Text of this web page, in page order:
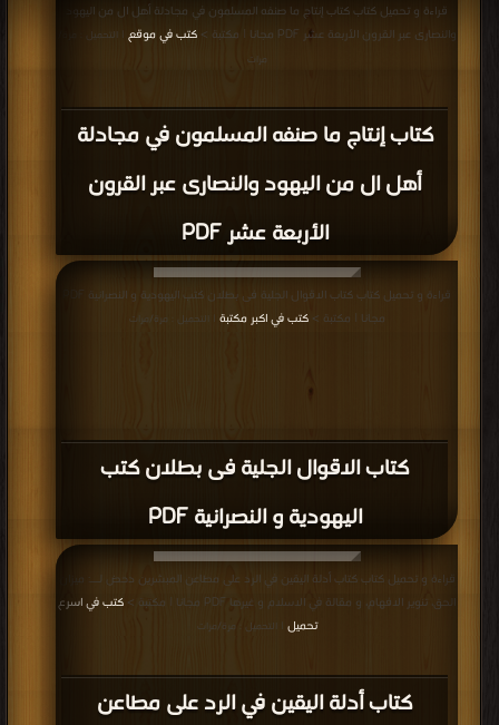
كتاب إنتاج ما صنفه المسلمون في مجادلة
أهل ال من اليهود والنصارى عبر القرون
الأربعة عشر PDF
قراءة و تحميل كتاب كتاب إنتاج ما صنفه المسلمون في مجادلة أهل ال من اليهود
والنصارى عبر القرون الأربعة عشر PDF مجانا | مكتبة >
كتب في موقع
| التحميل : مرة/
مرات
كتاب الاقوال الجلية فى بطلان كتب
اليهودية و النصرانية PDF
مجانا | مكتبة >كتب في اكبر مكتبة | التحميل : مرة/مرات
كتاب أدلة اليقين في الرد على مطاعن
قراءة و تحميل كتاب كتاب أدلة اليقين في الرد على مطاعن المبشرين دحض لــ: ميزان
الحق، تنوير الافهام، و مقالة في الاسلام و غيرها PDF مجانا | مكتبة >
كتب في اسرع
تحميل
| التحميل : مرة/مرات